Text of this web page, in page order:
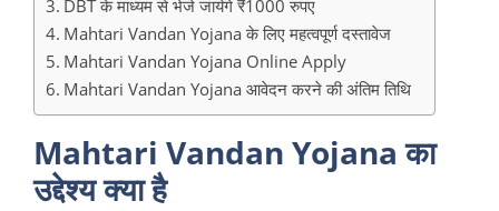
DBT के माध्यम से भेजे जायेगे ₹1000 रुपए
Mahtari Vandan Yojana के लिए महत्वपूर्ण दस्तावेज
Mahtari Vandan Yojana Online Apply
Mahtari Vandan Yojana आवेदन करने की अंतिम तिथि
Mahtari Vandan Yojana का
उद्देश्य क्या है